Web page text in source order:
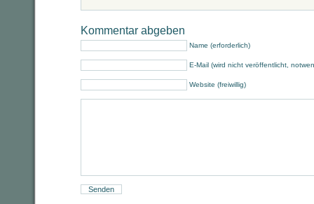
Kommentar abgeben
Name (erforderlich)
E-Mail (wird nicht veröffentlicht,
Website (freiwillig)